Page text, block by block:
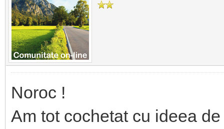
Noroc !
Am tot cochetat cu ideea